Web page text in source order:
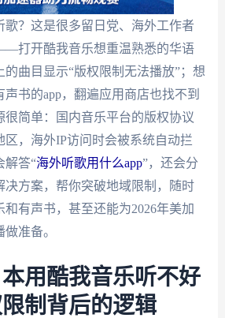
歌？这是很多留日党、海外工作者
打开酷我音乐想重温熟悉的华语
曲目显示“版权限制无法播放”；想
书的app，翻遍应用商店也找不到
很简单：国内音乐平台的版权协议
区，海外IP访问时会被系统自动拦
解答“海外听歌用什么app”，还会分
决方案，帮你突破地域限制，随时
和有声书，甚至还能为2026年美加
准备。
用酷我音乐听不好
制背后的逻辑